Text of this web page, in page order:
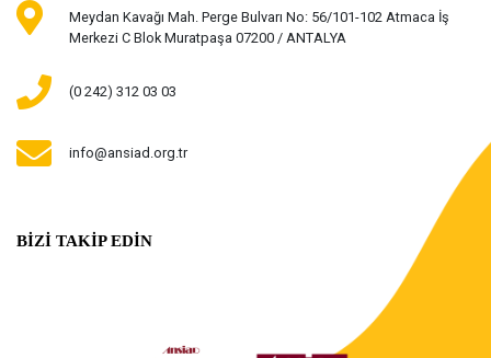
Meydan Kavağı Mah. Perge Bulvarı No: 56/101-102 Atmaca İş
Merkezi C Blok Muratpaşa 07200 / ANTALYA
(0 242) 312 03 03
info@ansiad.org.tr
BİZİ TAKİP EDİN